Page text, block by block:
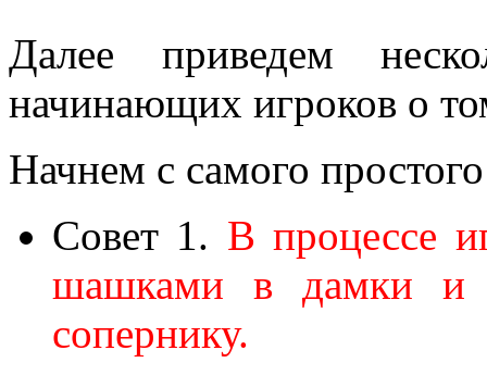
Далее приведем
начинающих игроков о
Начнем с самого
Совет 1. В процессе
шашками в дамки и
сопернику.